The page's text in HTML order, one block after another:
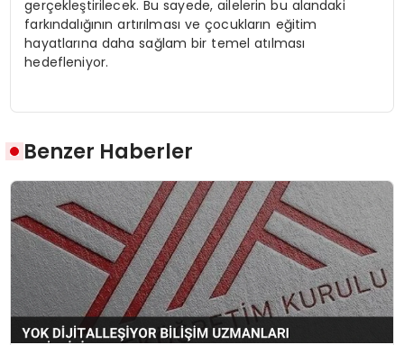
gerçekleştirilecek. Bu sayede, ailelerin bu alandaki
farkındalığının artırılması ve çocukların eğitim
hayatlarına daha sağlam bir temel atılması
hedefleniyor.
Benzer Haberler